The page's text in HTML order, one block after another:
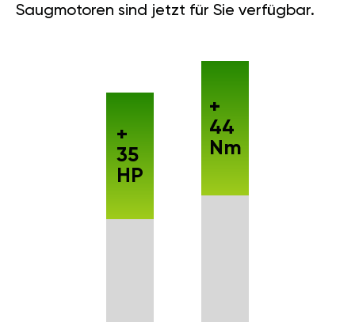
Saugmotoren sind jetzt für Sie verfügbar.
+
35
HP
+
44
Nm